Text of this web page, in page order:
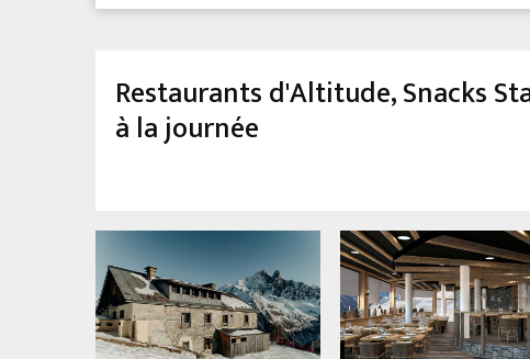
Restaurants d'Altitude, Snacks
à la journée